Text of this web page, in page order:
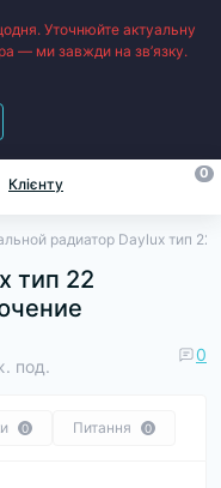
Уточнюйте актуальну
— ми завжди на зв’язку.
Клієнту
0
радиатор Daylux тип
тип 22
под.
0
0 Питання 0